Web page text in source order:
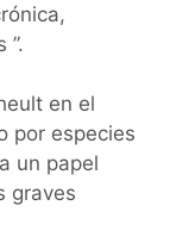
”.
en el
por especies
un papel
graves